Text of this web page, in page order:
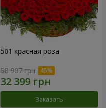
501 красная роза
58 907 грн
Заказать